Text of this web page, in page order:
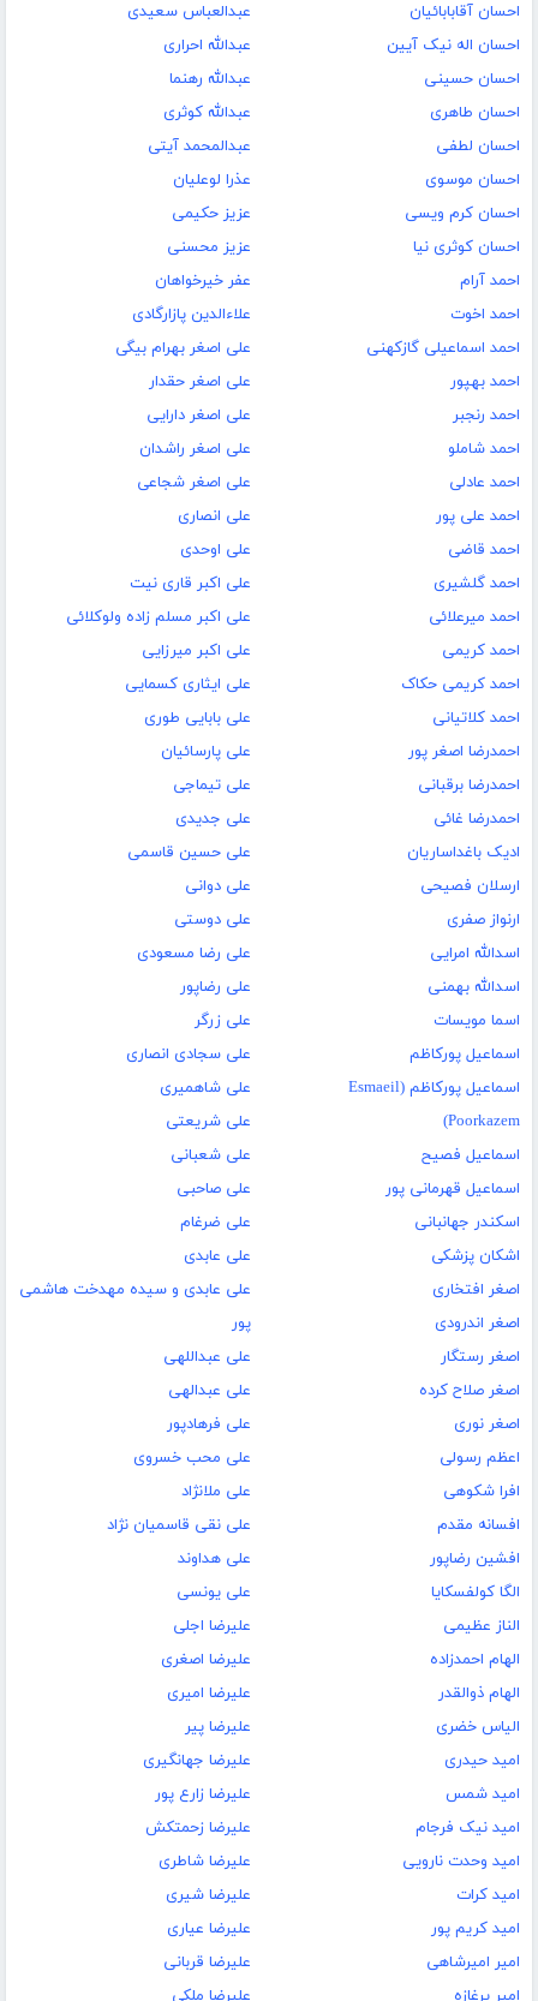
احسان آقابابائیان
احسان اله نیک آیین
احسان حسینی
احسان طاهری
احسان لطفی
احسان موسوی
احسان کرم ویسی
احسان کوثری نیا
احمد آرام
احمد اخوت
احمد اسماعیلی گازکهنی
احمد بهپور
احمد رنجبر
احمد شاملو
احمد عادلی
احمد علی پور
احمد قاضی
احمد گلشیری
احمد میرعلائی
احمد کریمی
احمد کریمی حکاک
احمد کلاتیانی
احمدرضا اصغر پور
احمدرضا برقبانی
احمدرضا غائی
ادیک باغداساریان
ارسلان فصیحی
ارنواز صفری
اسدالله امرایی
اسدالله بهمنی
اسما مویسات
اسماعیل پورکاظم
اسماعیل پورکاظم (Esmaeil
Poorkazem)
اسماعیل فصیح
اسماعیل قهرمانی پور
اسکندر جهانبانی
اشکان پزشکی
اصغر افتخاری
اصغر اندرودی
اصغر رستگار
اصغر صلاح کرده
اصغر نوری
اعظم رسولی
افرا شکوهی
افسانه مقدم
افشین رضاپور
الگا کولفسکایا
الناز عظیمی
الهام احمدزاده
الهام ذوالقدر
الیاس خضری
امید حیدری
امید شمس
امید نیک فرجام
امید وحدت نارویی
امید کرات
امید کریم پور
امیر امیرشاهی
امیر پرغازه
عبدالعباس سعیدی
عبدالله احراری
عبدالله رهنما
عبدالله کوثری
عبدالمحمد آیتی
عذرا لوعلیان
عزیز حکیمی
عزیز محسنی
عفر خیرخواهان
علاءالدین پازارگادی
علی اصغر بهرام بیگی
علی اصغر حقدار
علی اصغر دارایی
علی اصغر راشدان
علی اصغر شجاعی
علی انصاری
علی اوحدی
علی اکبر قاری نیت
علی اکبر مسلم زاده ولوکلائی
علی اکبر میرزایی
علی ایثاری کسمایی
علی بابایی طوری
علی پارسائیان
علی تیماجی
علی جدیدی
علی حسین قاسمی
علی دوانی
علی دوستی
علی رضا مسعودی
علی رضاپور
علی زرگر
علی سجادی انصاری
علی شاهمیری
علی شریعتی
علی شعبانی
علی صاحبی
علی ضرغام
علی عابدی
علی عابدی و سیده مهدخت هاشمی
پور
علی عبداللهی
علی عبدالهی
علی فرهاد‌پور
علی محب خسروی
علی ملانژاد
علی نقی قاسمیان نژاد
علی هداوند
علی یونسی
علیرضا اجلی
علیرضا اصغری
علیرضا امیری
علیرضا پیر
علیرضا جهانگیری
علیرضا زارع پور
علیرضا زحمتکش
علیرضا شاطری
علیرضا شیری
علیرضا عیاری
علیرضا قربانی
علیرضا ملکی